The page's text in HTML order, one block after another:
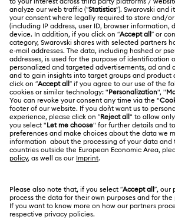
Geschenkkarten-Guthaben
Reparaturstatus
Kontakt
Größe berechnen
Store-Finder
ÜBER UNS
Über Swarovski
Stellen & Karriere
Alumni Community
Für Geschäftskunden
Sitemap
Kristallwelten
RECHTLICHE BEDINGUNGEN
Nutzungsbedingungen
AGB
Datenschutz
Impressum
Andere Länder
English
Deutsch Español